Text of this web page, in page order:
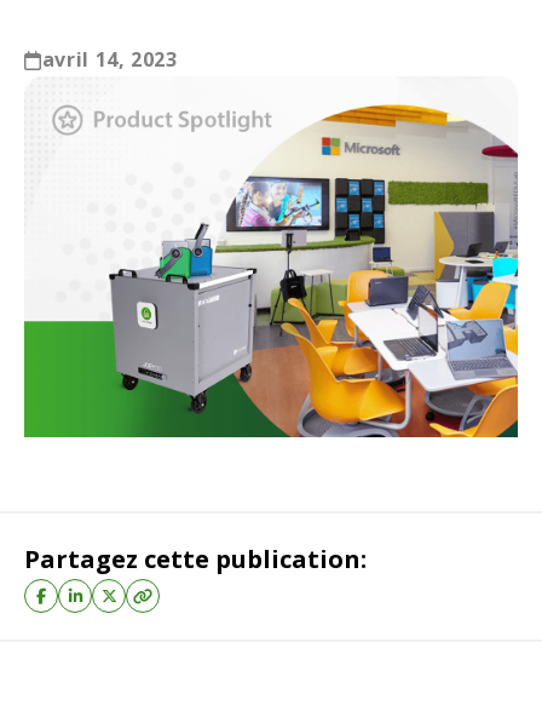
avril 14, 2023
Partagez cette publication: